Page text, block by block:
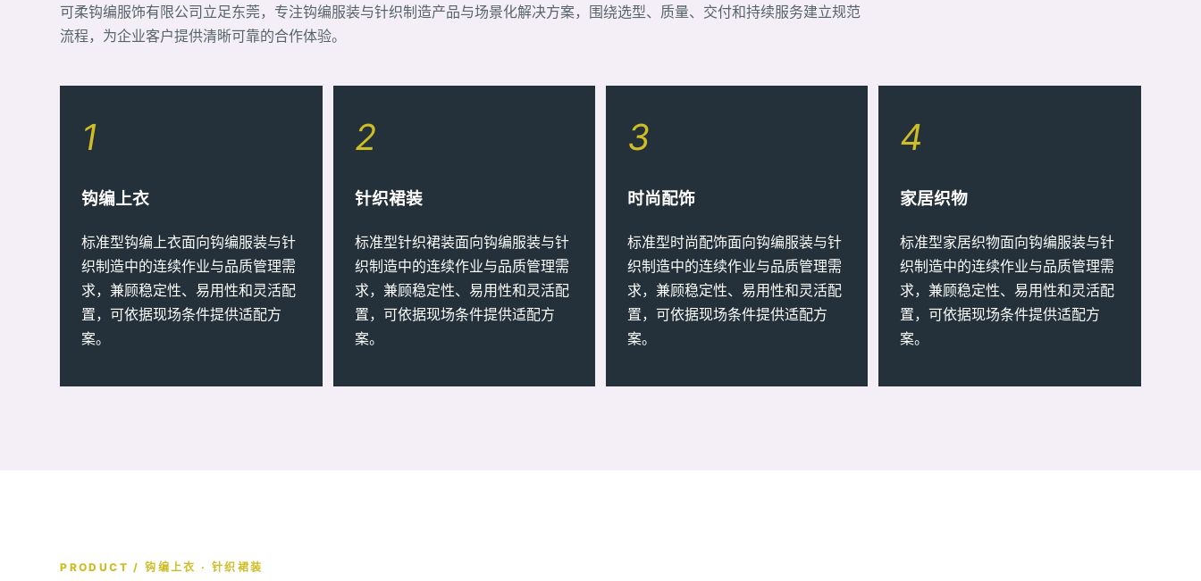
可柔钩编服饰有限公司立足东莞，专注钩编服装与针织制造产品与场景化解决方案，围绕选型、质量、交付和持续服务建立规范
流程，为企业客户提供清晰可靠的合作体验。
1
钩编上衣
标准型钩编上衣面向钩编服装与针
织制造中的连续作业与品质管理需
求，兼顾稳定性、易用性和灵活配
置，可依据现场条件提供适配方
案。
2
针织裙装
标准型针织裙装面向钩编服装与针
织制造中的连续作业与品质管理需
求，兼顾稳定性、易用性和灵活配
置，可依据现场条件提供适配方
案。
3
时尚配饰
标准型时尚配饰面向钩编服装与针
织制造中的连续作业与品质管理需
求，兼顾稳定性、易用性和灵活配
置，可依据现场条件提供适配方
案。
4
家居织物
标准型家居织物面向钩编服装与针
织制造中的连续作业与品质管理需
求，兼顾稳定性、易用性和灵活配
置，可依据现场条件提供适配方
案。
PRODUCT / 钩编上衣 · 针织裙装